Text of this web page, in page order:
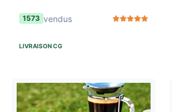
1573 vendus
LIVRAISONCG